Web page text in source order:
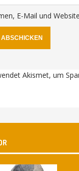
E-Mail und
Akismet, um